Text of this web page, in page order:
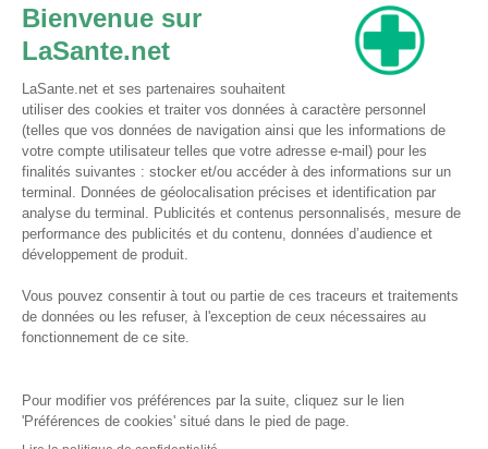
Pharmacie du Bizet
Licence ARS : 590009874
Licence Ordinale : 126921
49 boulevard Bizet
59650 Villeneuve d'Ascq
Contactez-nous !
Pharmacie en ligne autorisée à vendre des médicaments depuis le 17 avril 2013
Tous droits réservés
Conditions Générales de Vente
Mentions légales